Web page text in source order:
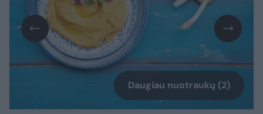
Daugiau nuotraukų (2)